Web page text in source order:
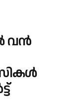
വൻ